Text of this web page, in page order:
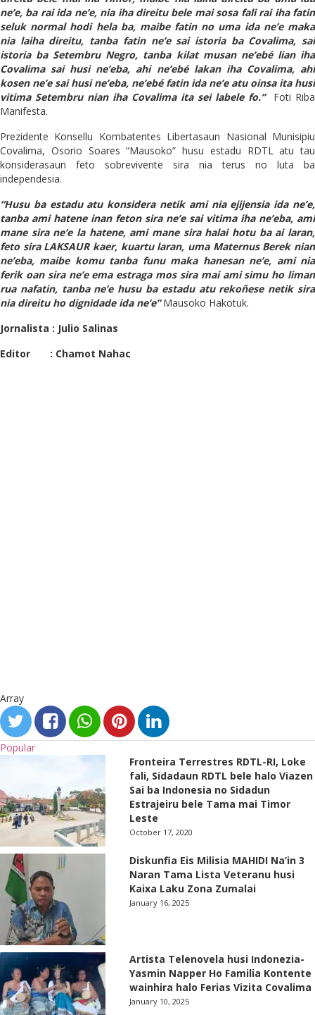
ne’e, ba rai ida ne’e, nia iha direitu bele mai sosa fali rai iha fatin
seluk normal hodi hela ba, maibe fatin no uma ida ne’e maka
nia laiha direitu, tanba fatin ne’e sai istoria ba Covalima, sai
istoria ba Setembru Negro, tanba kilat musan ne’ebé lian iha
Covalima sai husi ne’eba, ahi ne’ebé lakan iha Covalima, ahi
kosen ne’e sai husi ne’eba, ne’ebé fatin ida ne’e atu oinsa ita husi
vitima Setembru nian iha Covalima ita sei labele fo.”Foti Riba
Manifesta.
Prezidente Konsellu Kombatentes Libertasaun Nasional Munisipiu
Covalima, Osorio Soares “Mausoko” husu estadu RDTL atu tau
konsiderasaun feto sobrevivente sira nia terus no luta ba
independesia.
“Husu ba estadu atu konsidera netik ami nia ejijensia ida ne’e,
tanba ami hatene inan feton sira ne’e sai vitima iha ne’eba, ami
mane sira ne’e la hatene, ami mane sira halai hotu ba ai laran,
feto sira LAKSAUR kaer, kuartu laran, uma Maternus Berek nian
ne’eba, maibe komu tanba funu maka hanesan ne’e, ami nia
ferik oan sira ne’e ema estraga mos sira mai ami simu ho liman
rua nafatin, tanba ne’e husu ba estadu atu rekoñese netik sira
nia direitu ho dignidade ida ne’e”Mausoko Hakotuk.
Jornalista : Julio Salinas
Editor : Chamot Nahac
Array
Popular
Fronteira Terrestres RDTL-RI, Loke
fali, Sidadaun RDTL bele halo Viazen
Sai ba Indonesia no Sidadun
Estrajeiru bele Tama mai Timor
Leste
October 17, 2020
Diskunfia Eis Milisia MAHIDI Na’in 3
Naran Tama Lista Veteranu husi
Kaixa Laku Zona Zumalai
January 16, 2025
Artista Telenovela husi Indonezia-
Yasmin Napper Ho Familia Kontente
wainhira halo Ferias Vizita Covalima
January 10, 2025